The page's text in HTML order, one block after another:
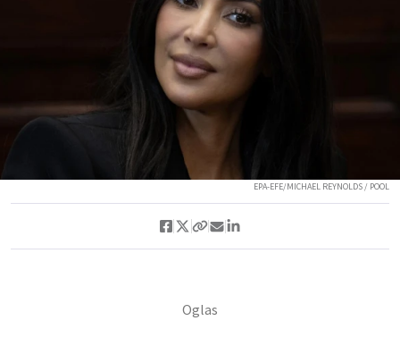
EPA-EFE/MICHAEL REYNOLDS / POOL